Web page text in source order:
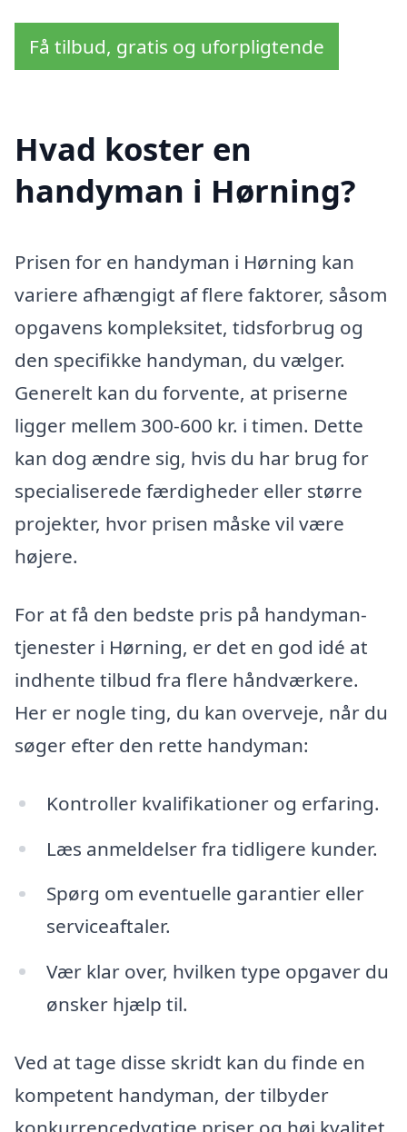
Få tilbud, gratis og uforpligtende
Hvad koster en
handyman i Hørning?
Prisen for en handyman i Hørning kan
variere afhængigt af flere faktorer, såsom
opgavens kompleksitet, tidsforbrug og
den specifikke handyman, du vælger.
Generelt kan du forvente, at priserne
ligger mellem 300-600 kr. i timen. Dette
kan dog ændre sig, hvis du har brug for
specialiserede færdigheder eller større
projekter, hvor prisen måske vil være
højere.
For at få den bedste pris på handyman-
tjenester i Hørning, er det en god idé at
indhente tilbud fra flere håndværkere.
Her er nogle ting, du kan overveje, når du
søger efter den rette handyman:
Kontroller kvalifikationer og erfaring.
Læs anmeldelser fra tidligere kunder.
Spørg om eventuelle garantier eller
serviceaftaler.
Vær klar over, hvilken type opgaver du
ønsker hjælp til.
Ved at tage disse skridt kan du finde en
kompetent handyman, der tilbyder